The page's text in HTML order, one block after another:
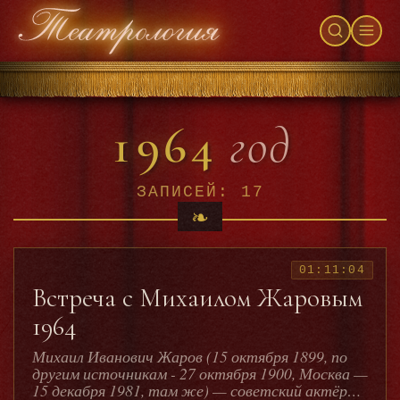
1964 год
ЗАПИСЕЙ: 17
Встреча с Михаилом Жаровым
1964
Михаил Иванович Жаров (15 октября 1899, по
другим источникам - 27 октября 1900, Москва —
15 декабря 1981, там же) — советский актёр
01:11:04